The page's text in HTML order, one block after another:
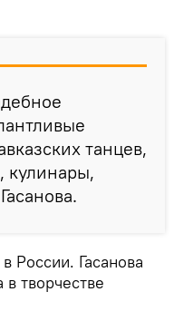
танцев,
кулинары,
России. Гасанова
творчестве